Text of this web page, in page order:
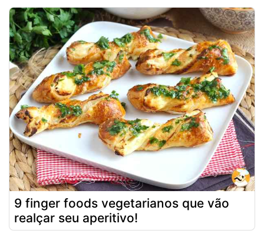
9 finger foods vegetarianos que vão
realçar seu aperitivo!